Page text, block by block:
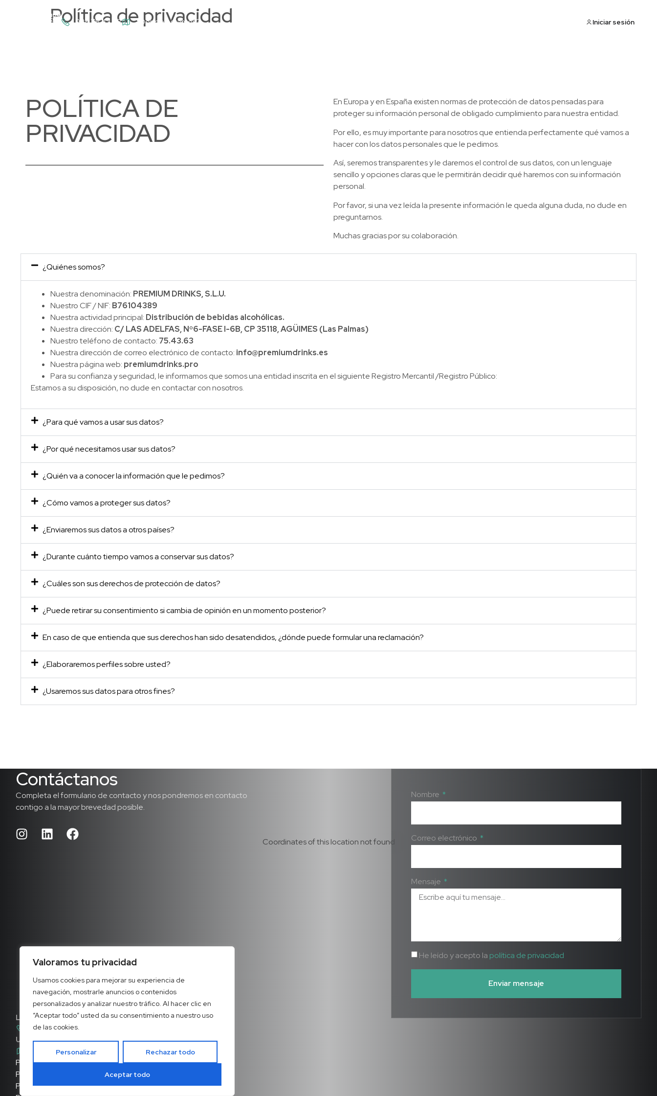
Valoramos tu privacidad
Usamos cookies para mejorar su experiencia de
navegación, mostrarle anuncios o contenidos
personalizados y analizar nuestro tráfico. Al hacer clic en
“Aceptar todo” usted da su consentimiento a nuestro uso
de las cookies.
Personalizar Rechazar todo
Aceptar todo
928 75 43 63 ¿Dónde estamos? Iniciar sesión
Política de privacidad
POLÍTICA DE
PRIVACIDAD
En Europa y en España existen normas de protección de datos pensadas para
proteger su información personal de obligado cumplimiento para nuestra entidad.
Por ello, es muy importante para nosotros que entienda perfectamente qué vamos a
hacer con los datos personales que le pedimos.
Así, seremos transparentes y le daremos el control de sus datos, con un lenguaje
sencillo y opciones claras que le permitirán decidir qué haremos con su información
personal.
Por favor, si una vez leída la presente información le queda alguna duda, no dude en
preguntarnos.
Muchas gracias por su colaboración.
¿Quiénes somos?
Nuestra denominación: PREMIUM DRINKS, S.L.U.
Nuestro CIF / NIF: B76104389
Nuestra actividad principal: Distribución de bebidas alcohólicas.
Nuestra dirección: C/ LAS ADELFAS, Nº6-FASE I-6B, CP 35118, AGÜIMES (Las Palmas)
Nuestro teléfono de contacto: 75.43.63
Nuestra dirección de correo electrónico de contacto: info@premiumdrinks.es
Nuestra página web: premiumdrinks.pro
Para su confianza y seguridad, le informamos que somos una entidad inscrita en el siguiente Registro Mercantil /Registro Público:
Estamos a su disposición, no dude en contactar con nosotros.
¿Para qué vamos a usar sus datos?
¿Por qué necesitamos usar sus datos?
¿Quién va a conocer la información que le pedimos?
¿Cómo vamos a proteger sus datos?
¿Enviaremos sus datos a otros países?
¿Durante cuánto tiempo vamos a conservar sus datos?
¿Cuáles son sus derechos de protección de datos?
¿Puede retirar su consentimiento si cambia de opinión en un momento posterior?
En caso de que entienda que sus derechos han sido desatendidos, ¿dónde puede formular una reclamación?
¿Elaboraremos perfiles sobre usted?
¿Usaremos sus datos para otros fines?
Contáctanos
Completa el formulario de contacto y nos pondremos en contacto
contigo a la mayor brevedad posible.
LLÁMANOS
928 75 43 63
UBÍCANOS
C. las Adelfas, 6B, 35118 Agüimes, Las Palmas
Portal de transparencia
Política de cookies
Política de privacidad
Nombre
Correo electrónico
Mensaje
He leído y acepto la política de privacidad
Enviar mensaje
Coordinates of this location not found